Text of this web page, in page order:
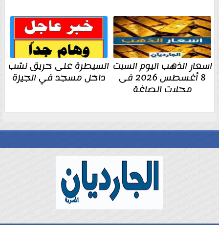
اسعار الذهب اليوم السبت
8 أغسطس 2026 فى
محلات الصاغة
السيطرة على حريق نشب
داخل مسجد في الجيزة